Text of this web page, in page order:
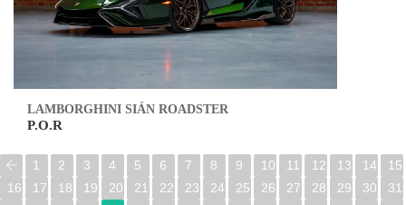
LAMBORGHINI SIÁN ROADSTER
P.O.R
1 2 3 4 5 6 7 8 9 10 11 12 13 14
15
16
17 18 19 20 21 22 23 24 25 26 27 28 29 30
31